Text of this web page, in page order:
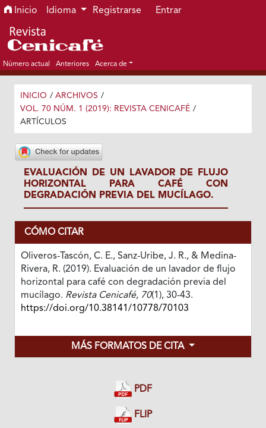
Ir al menú de navegación principal
Ir al contenido principal
Ir al pie de página del sitio
Inicio Idioma Registrarse Entrar
Número actual Anteriores Acerca de
INICIO / ARCHIVOS /
VOL. 70 NÚM. 1 (2019): REVISTA CENICAFÉ /
ARTÍCULOS
EVALUACIÓN DE UN LAVADOR DE FLUJO
HORIZONTAL PARA CAFÉ CON
DEGRADACIÓN PREVIA DEL MUCÍLAGO.
CÓMO CITAR
Oliveros-Tascón, C. E., Sanz-Uribe, J. R., & Medina-
Rivera, R. (2019). Evaluación de un lavador de flujo
horizontal para café con degradación previa del
mucílago. Revista Cenicafé, 70(1), 30-43.
https://doi.org/10.38141/10778/70103
MÁS FORMATOS DE CITA
PDF
FLIP